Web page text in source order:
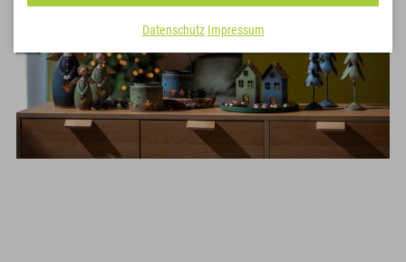
Datenschutz Impressum